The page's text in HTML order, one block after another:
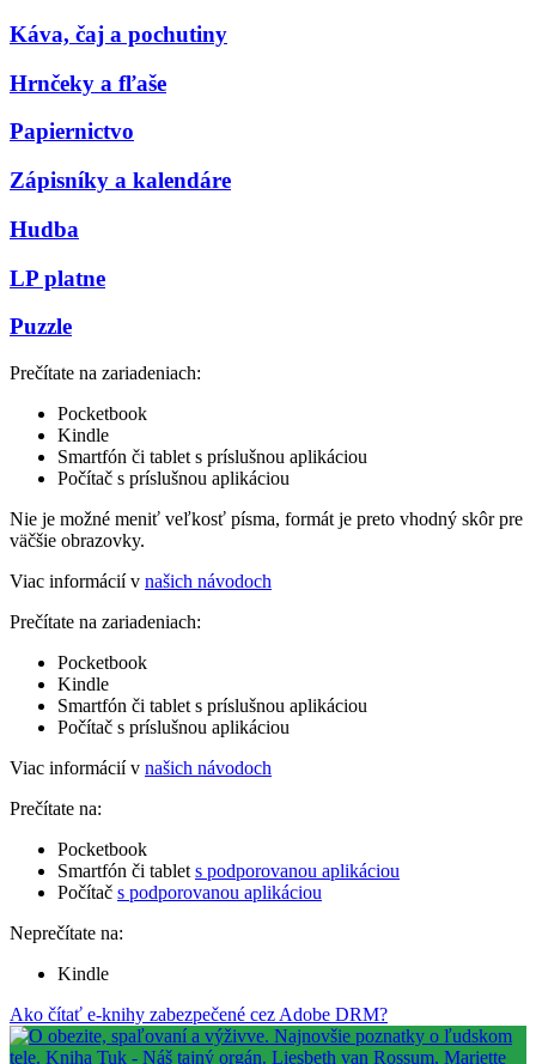
Káva, čaj a pochutiny
Hrnčeky a fľaše
Papiernictvo
Zápisníky a kalendáre
Hudba
LP platne
Puzzle
Prečítate na zariadeniach:
Pocketbook
Kindle
Smartfón či tablet s príslušnou aplikáciou
Počítač s príslušnou aplikáciou
Nie je možné meniť veľkosť písma, formát je preto vhodný skôr pre
väčšie obrazovky.
Viac informácií v našich návodoch
Prečítate na zariadeniach:
Pocketbook
Kindle
Smartfón či tablet s príslušnou aplikáciou
Počítač s príslušnou aplikáciou
Viac informácií v našich návodoch
Prečítate na:
Pocketbook
Smartfón či tablet s podporovanou aplikáciou
Počítač s podporovanou aplikáciou
Neprečítate na:
Kindle
Ako čítať e-knihy zabezpečené cez Adobe DRM?